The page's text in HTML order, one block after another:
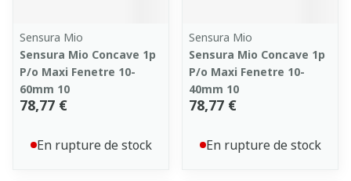
Sensura Mio
Sensura Mio Concave 1p
P/o Maxi Fenetre 10-
60mm 10
78,77 €
En rupture de stock
Sensura Mio
Sensura Mio Concave 1p
P/o Maxi Fenetre 10-
40mm 10
78,77 €
En rupture de stock